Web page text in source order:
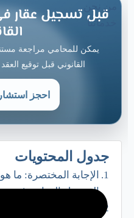
من نحن
خدماتنا
قبل تسجيل عقار
يمكن للمحامي مراجعة
القانوني قبل توقيع
احجز
جدول المحتويات
الإجابة المختصرة: ما
التسجيل العقاري في